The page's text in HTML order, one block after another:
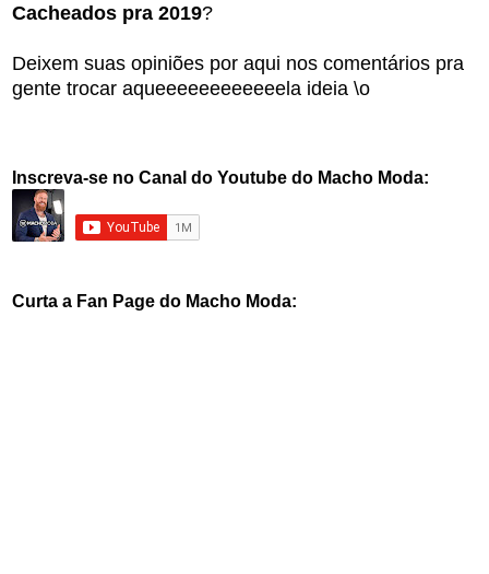
Cacheados pra 2019?
Deixem suas opiniões por aqui nos comentários pra
gente trocar aqueeeeeeeeeeeela ideia \o
Inscreva-se no Canal do Youtube do Macho Moda:
Curta a Fan Page do Macho Moda: